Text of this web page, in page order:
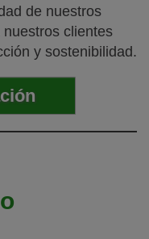
de nuestros
clientes
y sostenibilidad.